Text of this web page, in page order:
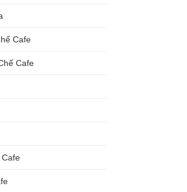
Cafe
Cafe
Cafe